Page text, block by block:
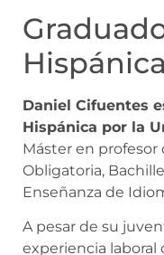
Daniel Cifuentes
Hispánica por la
Máster en profesor
Obligatoria,
Enseñanza de
A pesar de su
experiencia laboral